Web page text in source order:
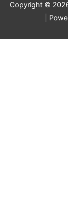
Copyright ©
|